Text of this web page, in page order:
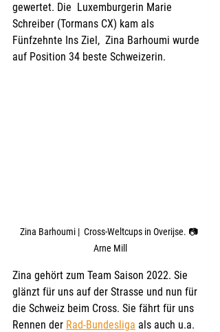
gewertet. Die  Luxemburgerin Marie
Schreiber (Tormans CX) kam als
Fünfzehnte Ins Ziel,  Zina Barhoumi wurde
auf Position 34 beste Schweizerin.
Zina Barhoumi |  Cross-Weltcups in Overijse. 📷
Arne Mill
Zina gehört zum Team Saison 2022. Sie
glänzt für uns auf der Strasse und nun für
die Schweiz beim Cross. Sie fährt für uns
Rennen der Rad-Bundesliga als auch u.a.